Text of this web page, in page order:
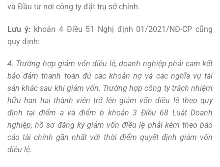
và Đầu tư nơi công ty đặt trụ sở chính.
Lưu ý: khoản 4 Điều 51 Nghị định 01/2021/NĐ-CP cũng
quy định:
4. Trường hợp giảm vốn điều lệ, doanh nghiệp phải cam kết
bảo đảm thanh toán đủ các khoản nợ và các nghĩa vụ tài
sản khác sau khi giảm vốn. Trường hợp công ty trách nhiệm
hữu hạn hai thành viên trở lên giảm vốn điều lệ theo quy
định tại điểm a và điểm b khoản 3 Điều 68 Luật Doanh
nghiệp, hồ sơ đăng ký giảm vốn điều lệ phải kèm theo báo
cáo tài chính gần nhất với thời điểm quyết định giảm vốn
điều lệ.